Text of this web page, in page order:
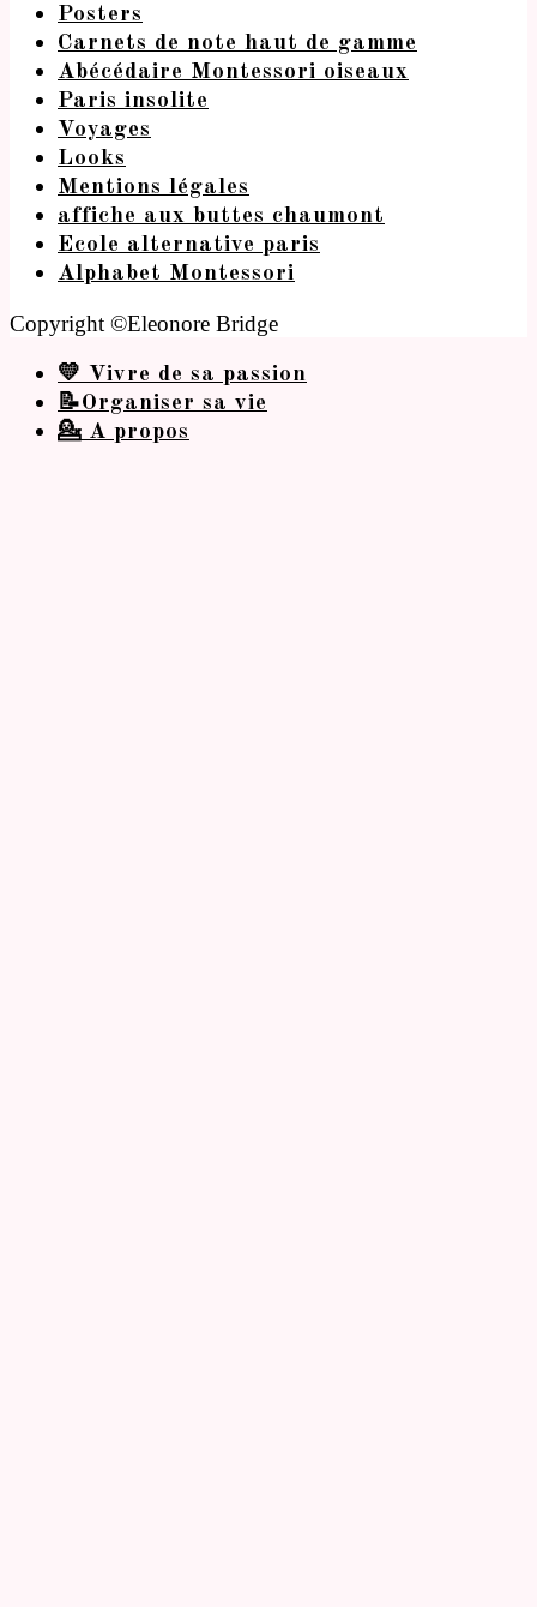
Posters
Carnets de note haut de gamme
Abécédaire Montessori oiseaux
Paris insolite
Voyages
Looks
Mentions légales
affiche aux buttes chaumont
Ecole alternative paris
Alphabet Montessori
Copyright ©Eleonore Bridge
💛 Vivre de sa passion
📝Organiser sa vie
💁 A propos